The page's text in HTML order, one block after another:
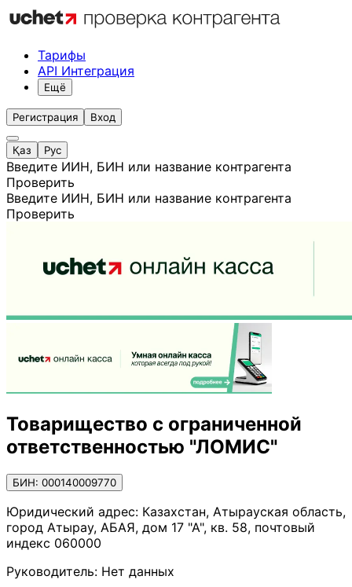
Тарифы
API Интеграция
Ещё
Регистрация Вход
Қаз Рус
Введите ИИН, БИН или название контрагента
Проверить
Введите ИИН, БИН или название контрагента
Проверить
Товарищество с ограниченной
ответственностью "ЛОМИС"
БИН: 000140009770
Юридический адрес: Казахстан, Атырауская область,
город Атырау, АБАЯ, дом 17 "А", кв. 58, почтовый
индекс 060000
Руководитель: Нет данных